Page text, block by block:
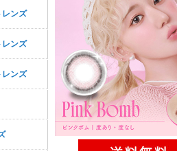
レンズ
レンズ
レンズ